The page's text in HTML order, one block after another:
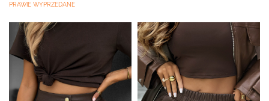
PRAWIE WYPRZEDANE